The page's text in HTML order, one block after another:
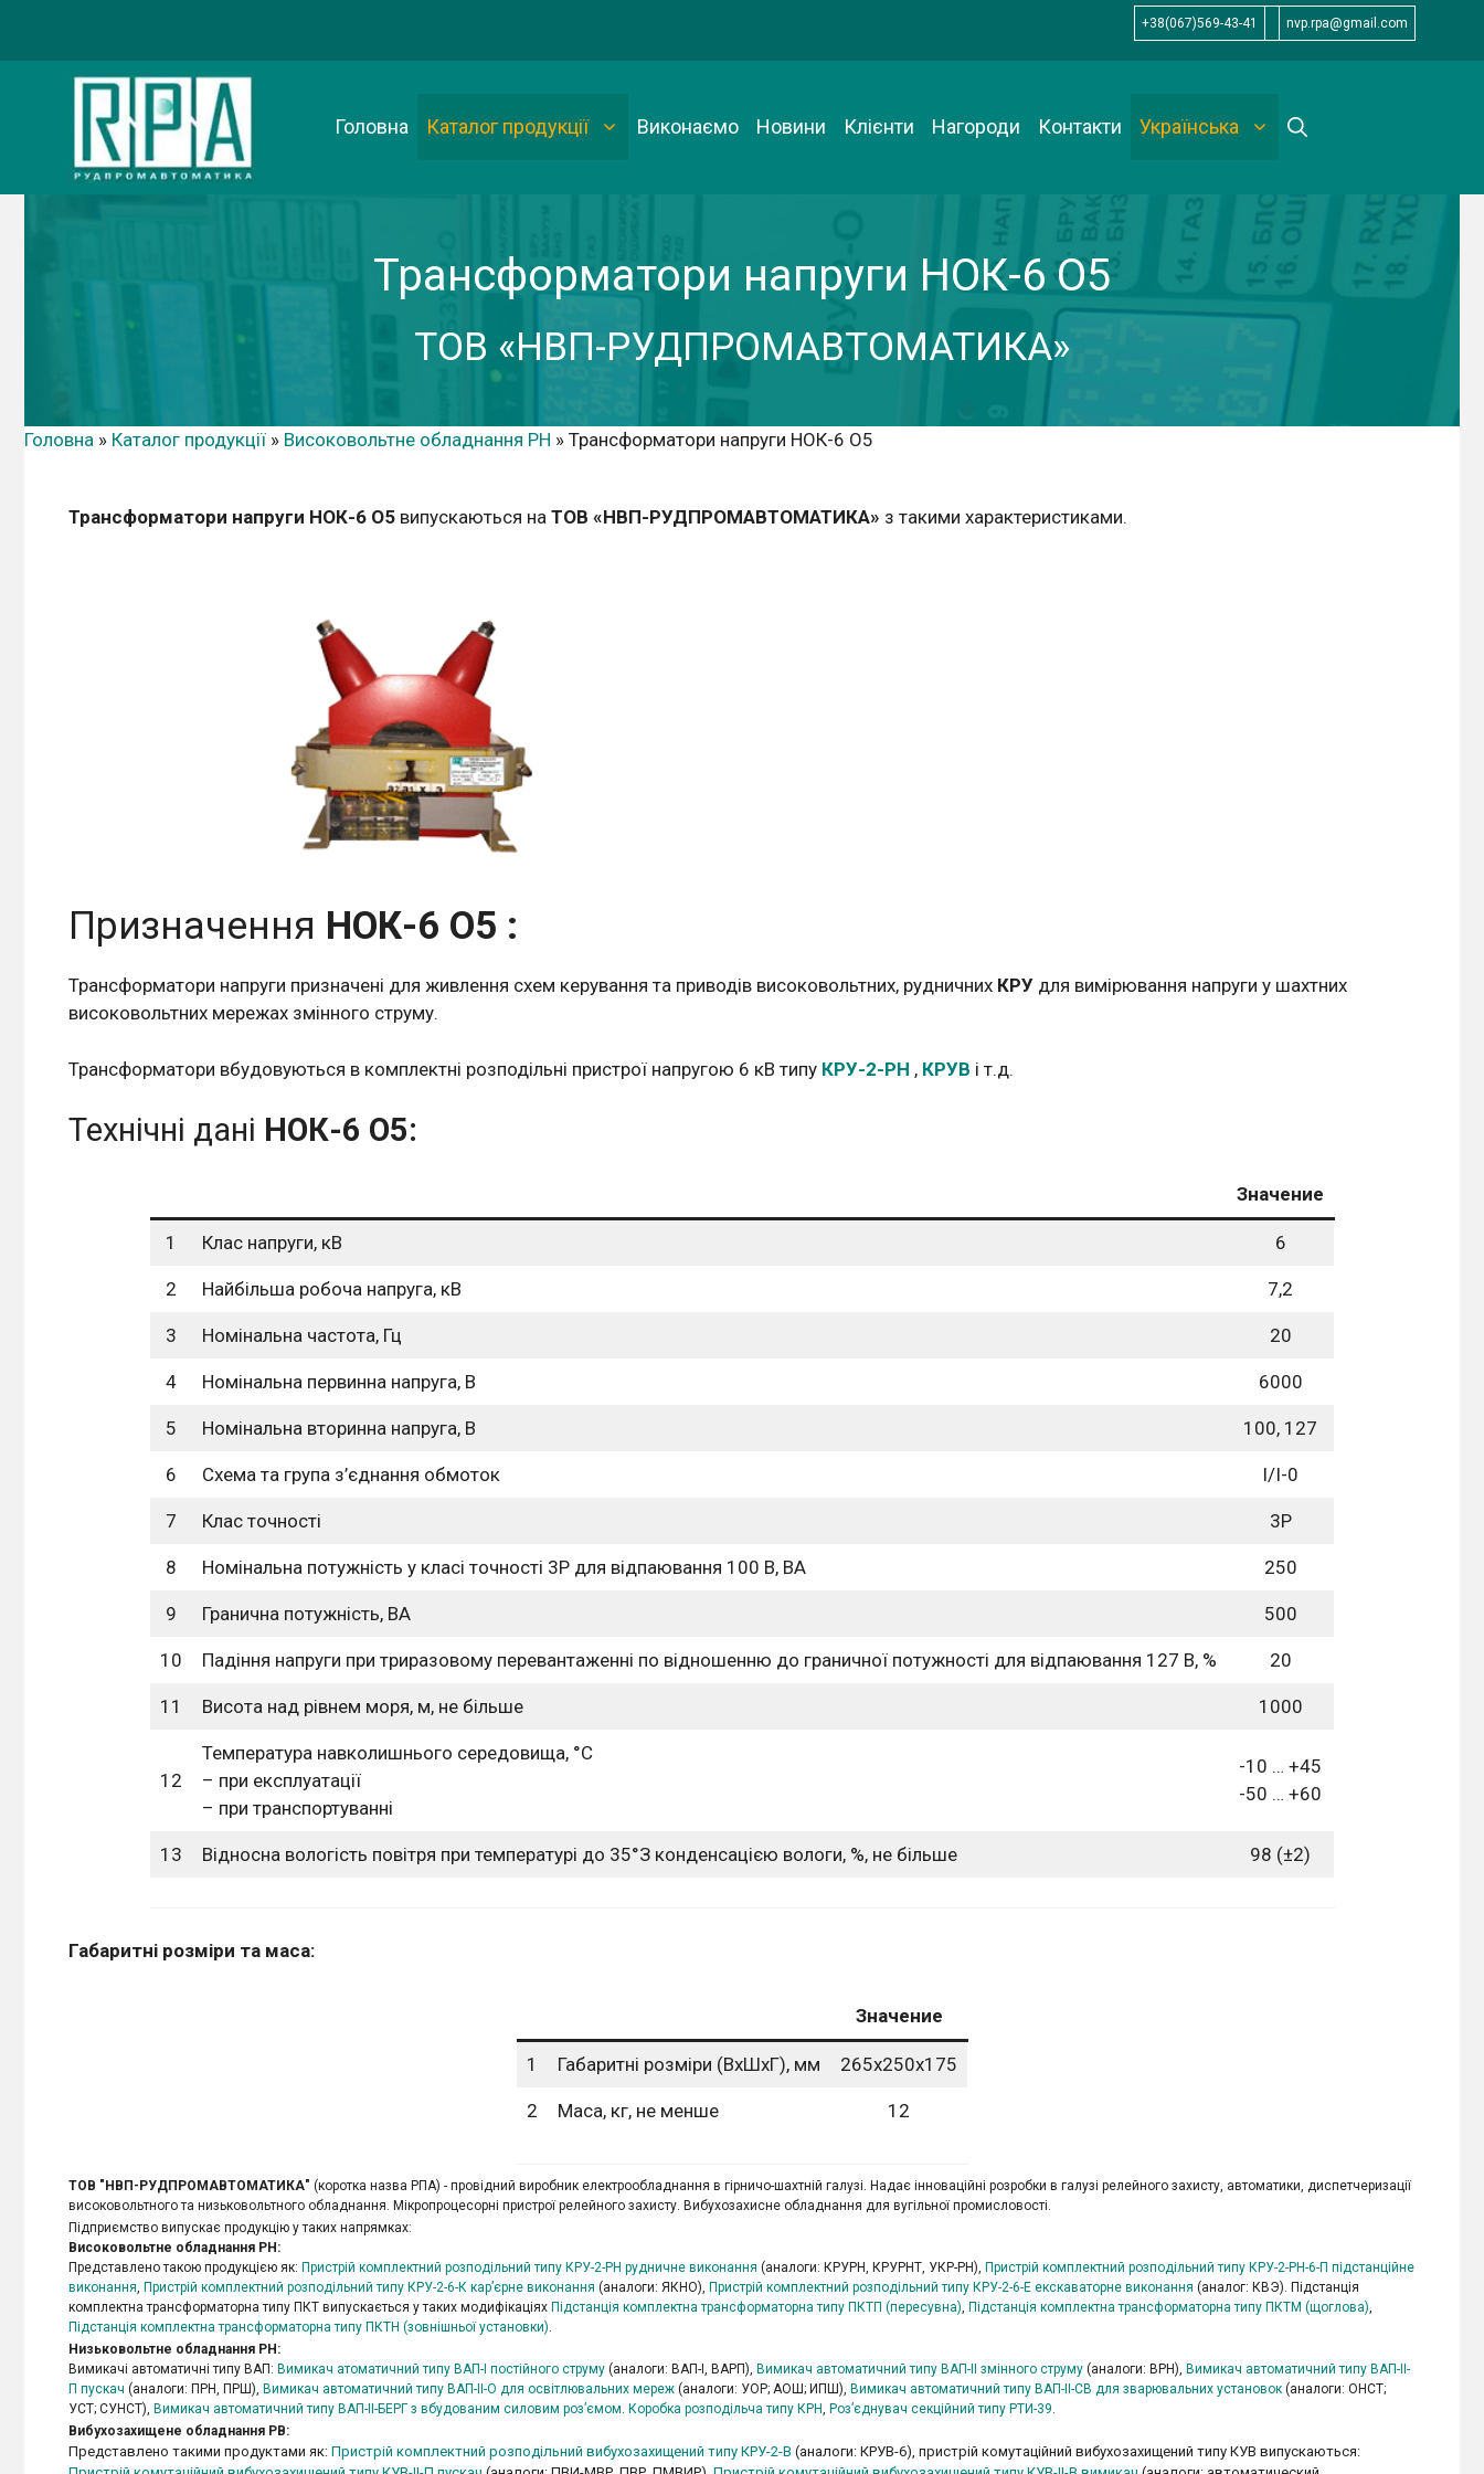
+38(067)569-43-41 nvp.rpa@gmail.com
Головна Каталог продукції Виконаємо Новини Клієнти Нагороди Контакти Українська
Трансформатори напруги НОК-6 О5
ТОВ «НВП-РУДПРОМАВТОМАТИКА»
Головна » Каталог продукції » Високовольтне обладнання РН » Трансформатори напруги НОК-6 О5
Трансформатори напруги НОК-6 О5 випускаються на ТОВ «НВП-РУДПРОМАВТОМАТИКА» з такими характеристиками.
Призначення НОК-6 О5 :
Трансформатори напруги призначені для живлення схем керування та приводів високовольтних, рудничних КРУ для вимірювання напруги у шахтних
високовольтних мережах змінного струму.
Трансформатори вбудовуються в комплектні розподільні пристрої напругою 6 кВ типу КРУ-2-РН , КРУВ і т.д.
Технічні дані НОК-6 О5:
Значение
1 Клас напруги, кВ 6
2 Найбільша робоча напруга, кВ 7,2
3 Номінальна частота, Гц 20
4 Номінальна первинна напруга, В 6000
5 Номінальна вторинна напруга, В 100, 127
6 Схема та група з’єднання обмоток І/І-0
7 Клас точності 3Р
8 Номінальна потужність у класі точності 3Р для відпаювання 100 В, ВА 250
9 Гранична потужність, ВА 500
10 Падіння напруги при триразовому перевантаженні по відношенню до граничної потужності для відпаювання 127 В, % 20
11 Висота над рівнем моря, м, не більше 1000
12
Температура навколишнього середовища, °С
– при експлуатації
– при транспортуванні
-10 … +45
-50 … +60
13 Відносна вологість повітря при температурі до 35°З конденсацією вологи, %, не більше 98 (±2)
Габаритні розміри та маса:
Значение
1 Габаритні розміри (ВхШхГ), мм 265х250х175
2 Маса, кг, не менше 12
ТОВ "НВП-РУДПРОМАВТОМАТИКА" (коротка назва РПА) - провідний виробник електрообладнання в гірничо-шахтній галузі. Надає інноваційні розробки в галузі релейного захисту, автоматики, диспетчеризації
високовольтного та низьковольтного обладнання. Мікропроцесорні пристрої релейного захисту. Вибухозахисне обладнання для вугільної промисловості.
Підприємство випускає продукцію у таких напрямках:
Високовольтне обладнання РН:
Представлено такою продукцією як: Пристрій комплектний розподільний типу КРУ-2-РН рудничне виконання (аналоги: КРУРН, КРУРНТ, УКР-РН), Пристрій комплектний розподільний типу КРУ-2-РН-6-П підстанційне
виконання, Пристрій комплектний розподільний типу КРУ-2-6-К кар’єрне виконання (аналоги: ЯКНО), Пристрій комплектний розподільний типу КРУ-2-6-Е екскаваторне виконання (аналог: КВЭ). Підстанція
комплектна трансформаторна типу ПКТ випускається у таких модифікаціях Підстанція комплектна трансформаторна типу ПКТП (пересувна), Підстанція комплектна трансформаторна типу ПКТМ (щоглова),
Підстанція комплектна трансформаторна типу ПКТН (зовнішньої установки).
Низьковольтне обладнання РН:
Вимикачі автоматичні типу ВАП: Вимикач атоматичний типу ВАП-І постійного струму (аналоги: ВАП-І, ВАРП), Вимикач автоматичний типу ВАП-ІІ змінного струму (аналоги: ВРН), Вимикач автоматичний типу ВАП-ІІ-
П пускач (аналоги: ПРН, ПРШ), Вимикач автоматичний типу ВАП-ІІ-О для освітлювальних мереж (аналоги: УОР; АОШ; ИПШ), Вимикач автоматичний типу ВАП-ІІ-СВ для зварювальних установок (аналоги: ОНСТ;
УСТ; СУНСТ), Вимикач автоматичний типу ВАП-ІІ-БЕРГ з вбудованим силовим роз’ємом. Коробка розподільча типу КРН, Роз’єднувач секційний типу РТИ-39.
Вибухозахищене обладнання РВ:
Представлено такими продуктами як: Пристрій комплектний розподільний вибухозахищений типу КРУ-2-В (аналоги: КРУВ-6), пристрій комутаційний вибухозахищений типу КУВ випускаються: